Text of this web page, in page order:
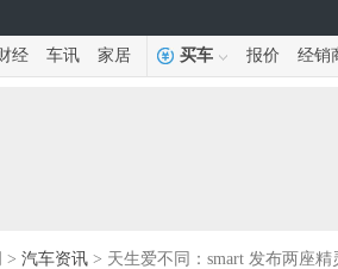
经 车讯 家居 买车 报价 经销
> 汽车资讯 > 天生爱不同：smart 发布两座